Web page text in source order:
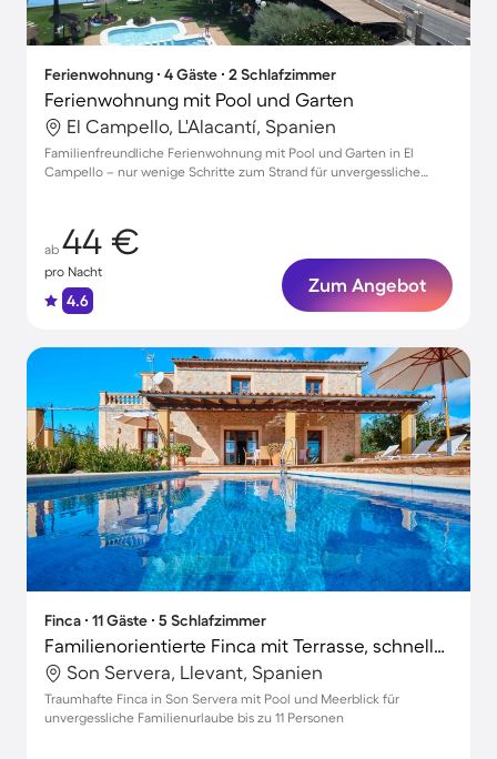
Ferienwohnung ∙ 4 Gäste ∙ 2 Schlafzimmer
Ferienwohnung mit Pool und Garten
El Campello, L'Alacantí, Spanien
Familienfreundliche Ferienwohnung mit Pool und Garten in El
Campello – nur wenige Schritte zum Strand für unvergessliche
ab 44 €
pro Nacht
4.6
Zum Angebot
Finca ∙ 11 Gäste ∙ 5 Schlafzimmer
Familienorientierte Finca mit Terrasse, schnellem Internet und privatem Pool | Gartenblick | Ideal für Homeoffice | Hunde erlaubt
Son Servera, Llevant, Spanien
Traumhafte Finca in Son Servera mit Pool und Meerblick für
unvergessliche Familienurlaube bis zu 11 Personen